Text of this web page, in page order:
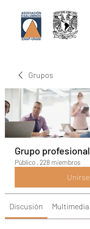
Grupos
Grupo profesional
Público · 228 miembros
Unirse
Discusión Multimedia